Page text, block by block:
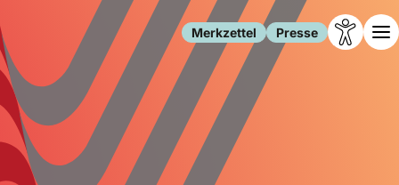
Merkzettel Presse
Leben
Familie
Gesellschaft
Forschung